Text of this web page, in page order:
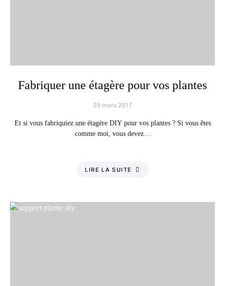
Fabriquer une étagère pour vos plantes
29 mars 2017
Et si vous fabriquiez une étagère DIY pour vos plantes ? Si vous êtes
comme moi, vous devez…
LIRE LA SUITE